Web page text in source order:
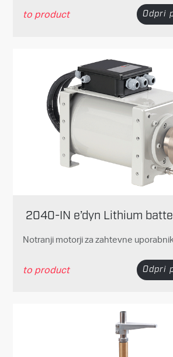
to product Odpri
2040-IN e’dyn Lithium
Notranji motorji za zahtevne
to product Odpri